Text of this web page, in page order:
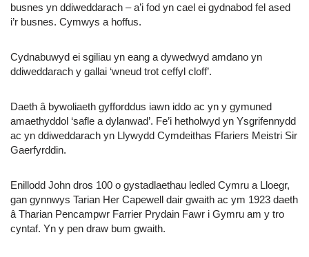
busnes yn ddiweddarach – a’i fod yn cael ei gydnabod fel ased
i’r busnes. Cymwys a hoffus.
Cydnabuwyd ei sgiliau yn eang a dywedwyd amdano yn
ddiweddarach y gallai ‘wneud trot ceffyl cloff’.
Daeth â bywoliaeth gyfforddus iawn iddo ac yn y gymuned
amaethyddol ‘safle a dylanwad’. Fe’i hetholwyd yn Ysgrifennydd
ac yn ddiweddarach yn Llywydd Cymdeithas Ffariers Meistri Sir
Gaerfyrddin.
Enillodd John dros 100 o gystadlaethau ledled Cymru a Lloegr,
gan gynnwys Tarian Her Capewell dair gwaith ac ym 1923 daeth
â Tharian Pencampwr Farrier Prydain Fawr i Gymru am y tro
cyntaf. Yn y pen draw bum gwaith.